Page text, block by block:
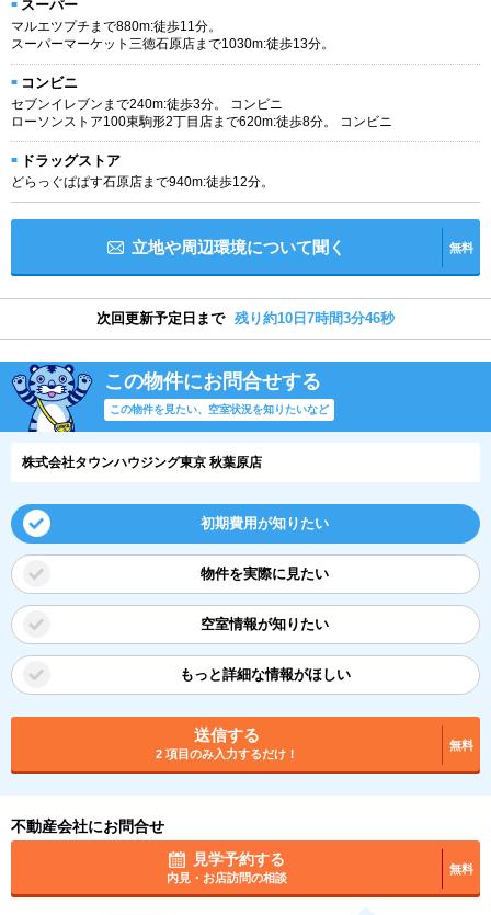
スーパー
マルエツプチまで880m:徒歩11分。
スーパーマーケット三徳石原店まで1030m:徒歩13分。
コンビニ
セブンイレブンまで240m:徒歩3分。 コンビニ
ローソンストア100東駒形2丁目店まで620m:徒歩8分。 コンビニ
ドラッグストア
どらっぐぱぱす石原店まで940m:徒歩12分。
立地や周辺環境について聞く 無料
次回更新予定日まで 残り約10日7時間3分46秒
この物件にお問合せする
この物件を見たい、空室状況を知りたいなど
株式会社タウンハウジング東京 秋葉原店
初期費用が知りたい
物件を実際に見たい
空室情報が知りたい
もっと詳細な情報がほしい
送信する
2 項目のみ入力するだけ！
無料
不動産会社にお問合せ
見学予約する
内見・お店訪問の相談
無料